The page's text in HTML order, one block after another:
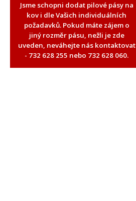
Jsme schopni dodat pilové pásy na
kov i dle Vašich individuálních
požadavků. Pokud máte zájem o
jiný rozměr pásu, nežli je zde
uveden, neváhejte nás kontaktovat
- 732 628 255 nebo 732 628 060.